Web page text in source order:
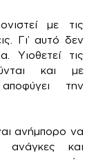
με τις
Γι’ αυτό δεν
Υιοθετεί τις
και με
την
ανήμπορο να
ανάγκες και